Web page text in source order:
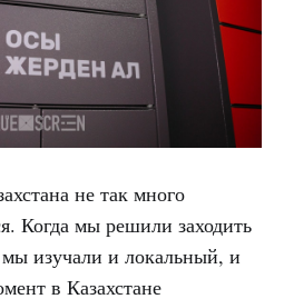
не так много
Когда мы решили заходить
изучали и локальный, и
в Казахстане